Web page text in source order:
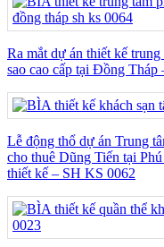
Ra mắt dự án thiết kế
sao cao cấp tại Đồng Tháp
Lễ động thổ dự án Trung
cho thuê Dũng Tiến tại
thiết kế – SH KS 0062